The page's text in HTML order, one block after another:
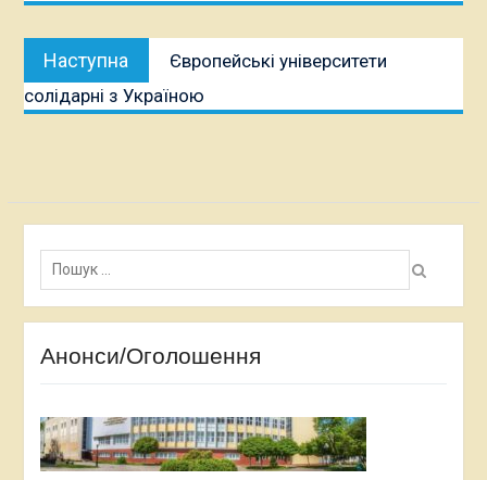
Наступна
публікація:
Європейські університети
солідарні з Україною
Пошук:
Анонси/Оголошення